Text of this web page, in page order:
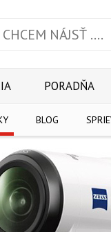
BLOG
PORADŇA